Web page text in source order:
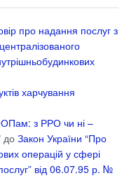
про надання послуг з
харчування
з РРО чи ні –
до Закон України “Про
операцій у сфері
від 06.07.95 р. №